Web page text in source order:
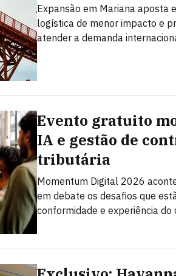
Expansão em Mariana aposta
logística de menor impacto e
atender a demanda
Evento gratuito
IA e gestão de
tributária
Momentum Digital 2026
em debate os desafios que
conformidade e experiência